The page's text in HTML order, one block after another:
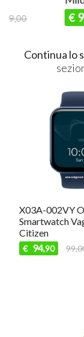
€
Continua lo
X03A-002VY
Smartwatch
Citizen
€ 94,90 99,00